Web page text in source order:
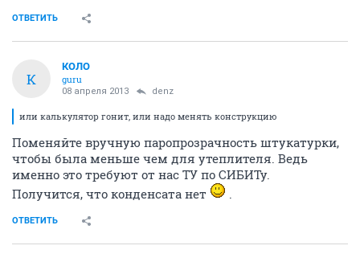
ОТВЕТИТЬ
К
КОЛО
guru
08 апреля 2013 denz
или калькулятор гонит, или надо менять конструкцию
Поменяйте вручную паропрозрачность штукатурки,
чтобы была меньше чем для утеплителя. Ведь
именно это требуют от нас ТУ по СИБИТу.
Получится, что конденсата нет
.
ОТВЕТИТЬ